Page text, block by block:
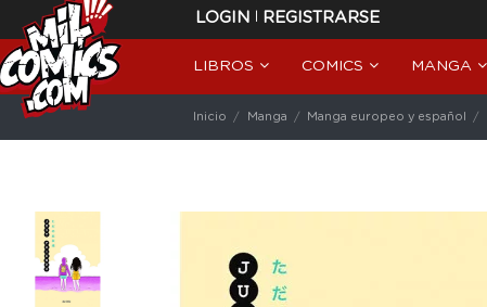
LOGIN | REGISTRARSE
LIBROS COMICS MANGA
Inicio Manga Manga europeo y español